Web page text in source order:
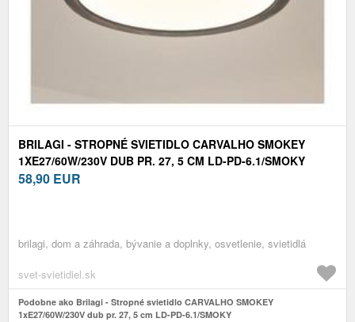
BRILAGI - STROPNÉ SVIETIDLO CARVALHO SMOKEY
1XE27/60W/230V DUB PR. 27, 5 CM LD-PD-6.1/SMOKY
58,90 EUR
brilagi, dom a záhrada, bývanie a doplnky, osvetlenie, svietidlá
svet-svietidiel.sk
Podobne ako Brilagi - Stropné svietidlo CARVALHO SMOKEY
1xE27/60W/230V dub pr. 27, 5 cm LD-PD-6.1/SMOKY